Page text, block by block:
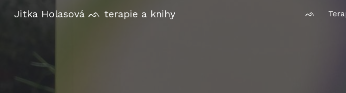
Jitka Holasová ᨒ terapie a knihy ᨒ